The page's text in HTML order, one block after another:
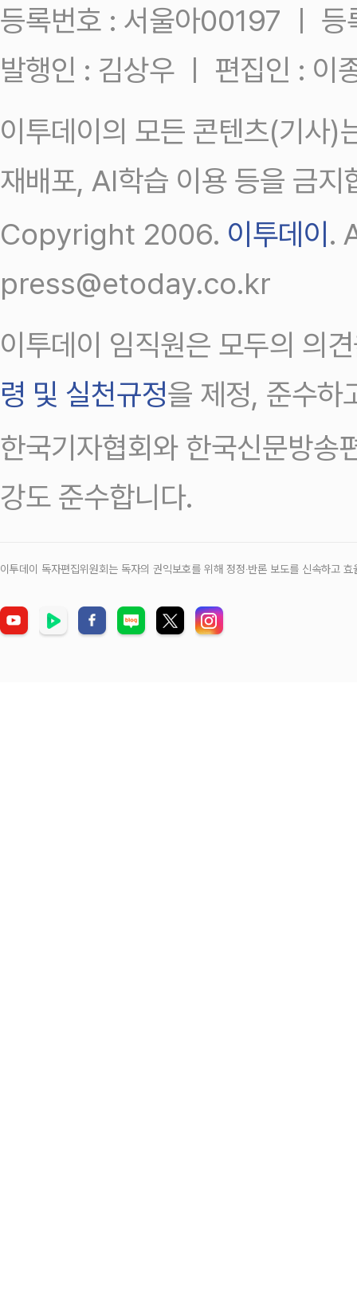
등록번호 : 서울아00197 ㅣ
발행인 : 김상우 ㅣ 편집인 : 이
이투데이의 모든 콘텐츠(기사)
재배포, AI학습 이용 등을 금지
Copyright 2006. 이투데이 .
press@etoday.co.kr
이투데이 임직원은 모두의 의
령 및 실천규정을 제정, 준수하
한국기자협회와 한국신문방송
강도 준수합니다.
이투데이 독자편집위원회는 독자의 권익보호를 위해 정정‧반론 보도를 신속하고